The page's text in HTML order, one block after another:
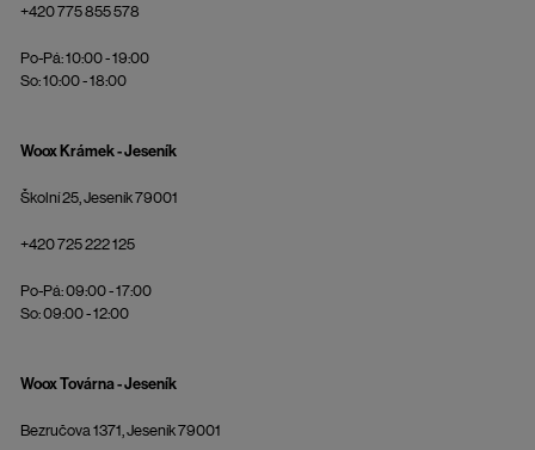
+420 775 855 578
Po-Pá: 10:00 - 19:00
So: 10:00 - 18:00
Woox Krámek - Jeseník
Školní 25, Jeseník 79001
+420 725 222 125
Po-Pá: 09:00 - 17:00
So: 09:00 - 12:00
Woox Továrna - Jeseník
Bezručova 1371, Jeseník 79001